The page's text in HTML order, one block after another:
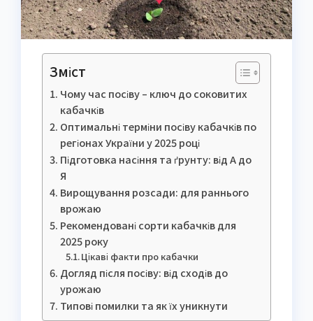
Зміст
Чому час посіву – ключ до соковитих
кабачків
Оптимальні терміни посіву кабачків по
регіонах України у 2025 році
Підготовка насіння та ґрунту: від А до
Я
Вирощування розсади: для раннього
врожаю
Рекомендовані сорти кабачків для
2025 року
Цікаві факти про кабачки
Догляд після посіву: від сходів до
урожаю
Типові помилки та як їх уникнути